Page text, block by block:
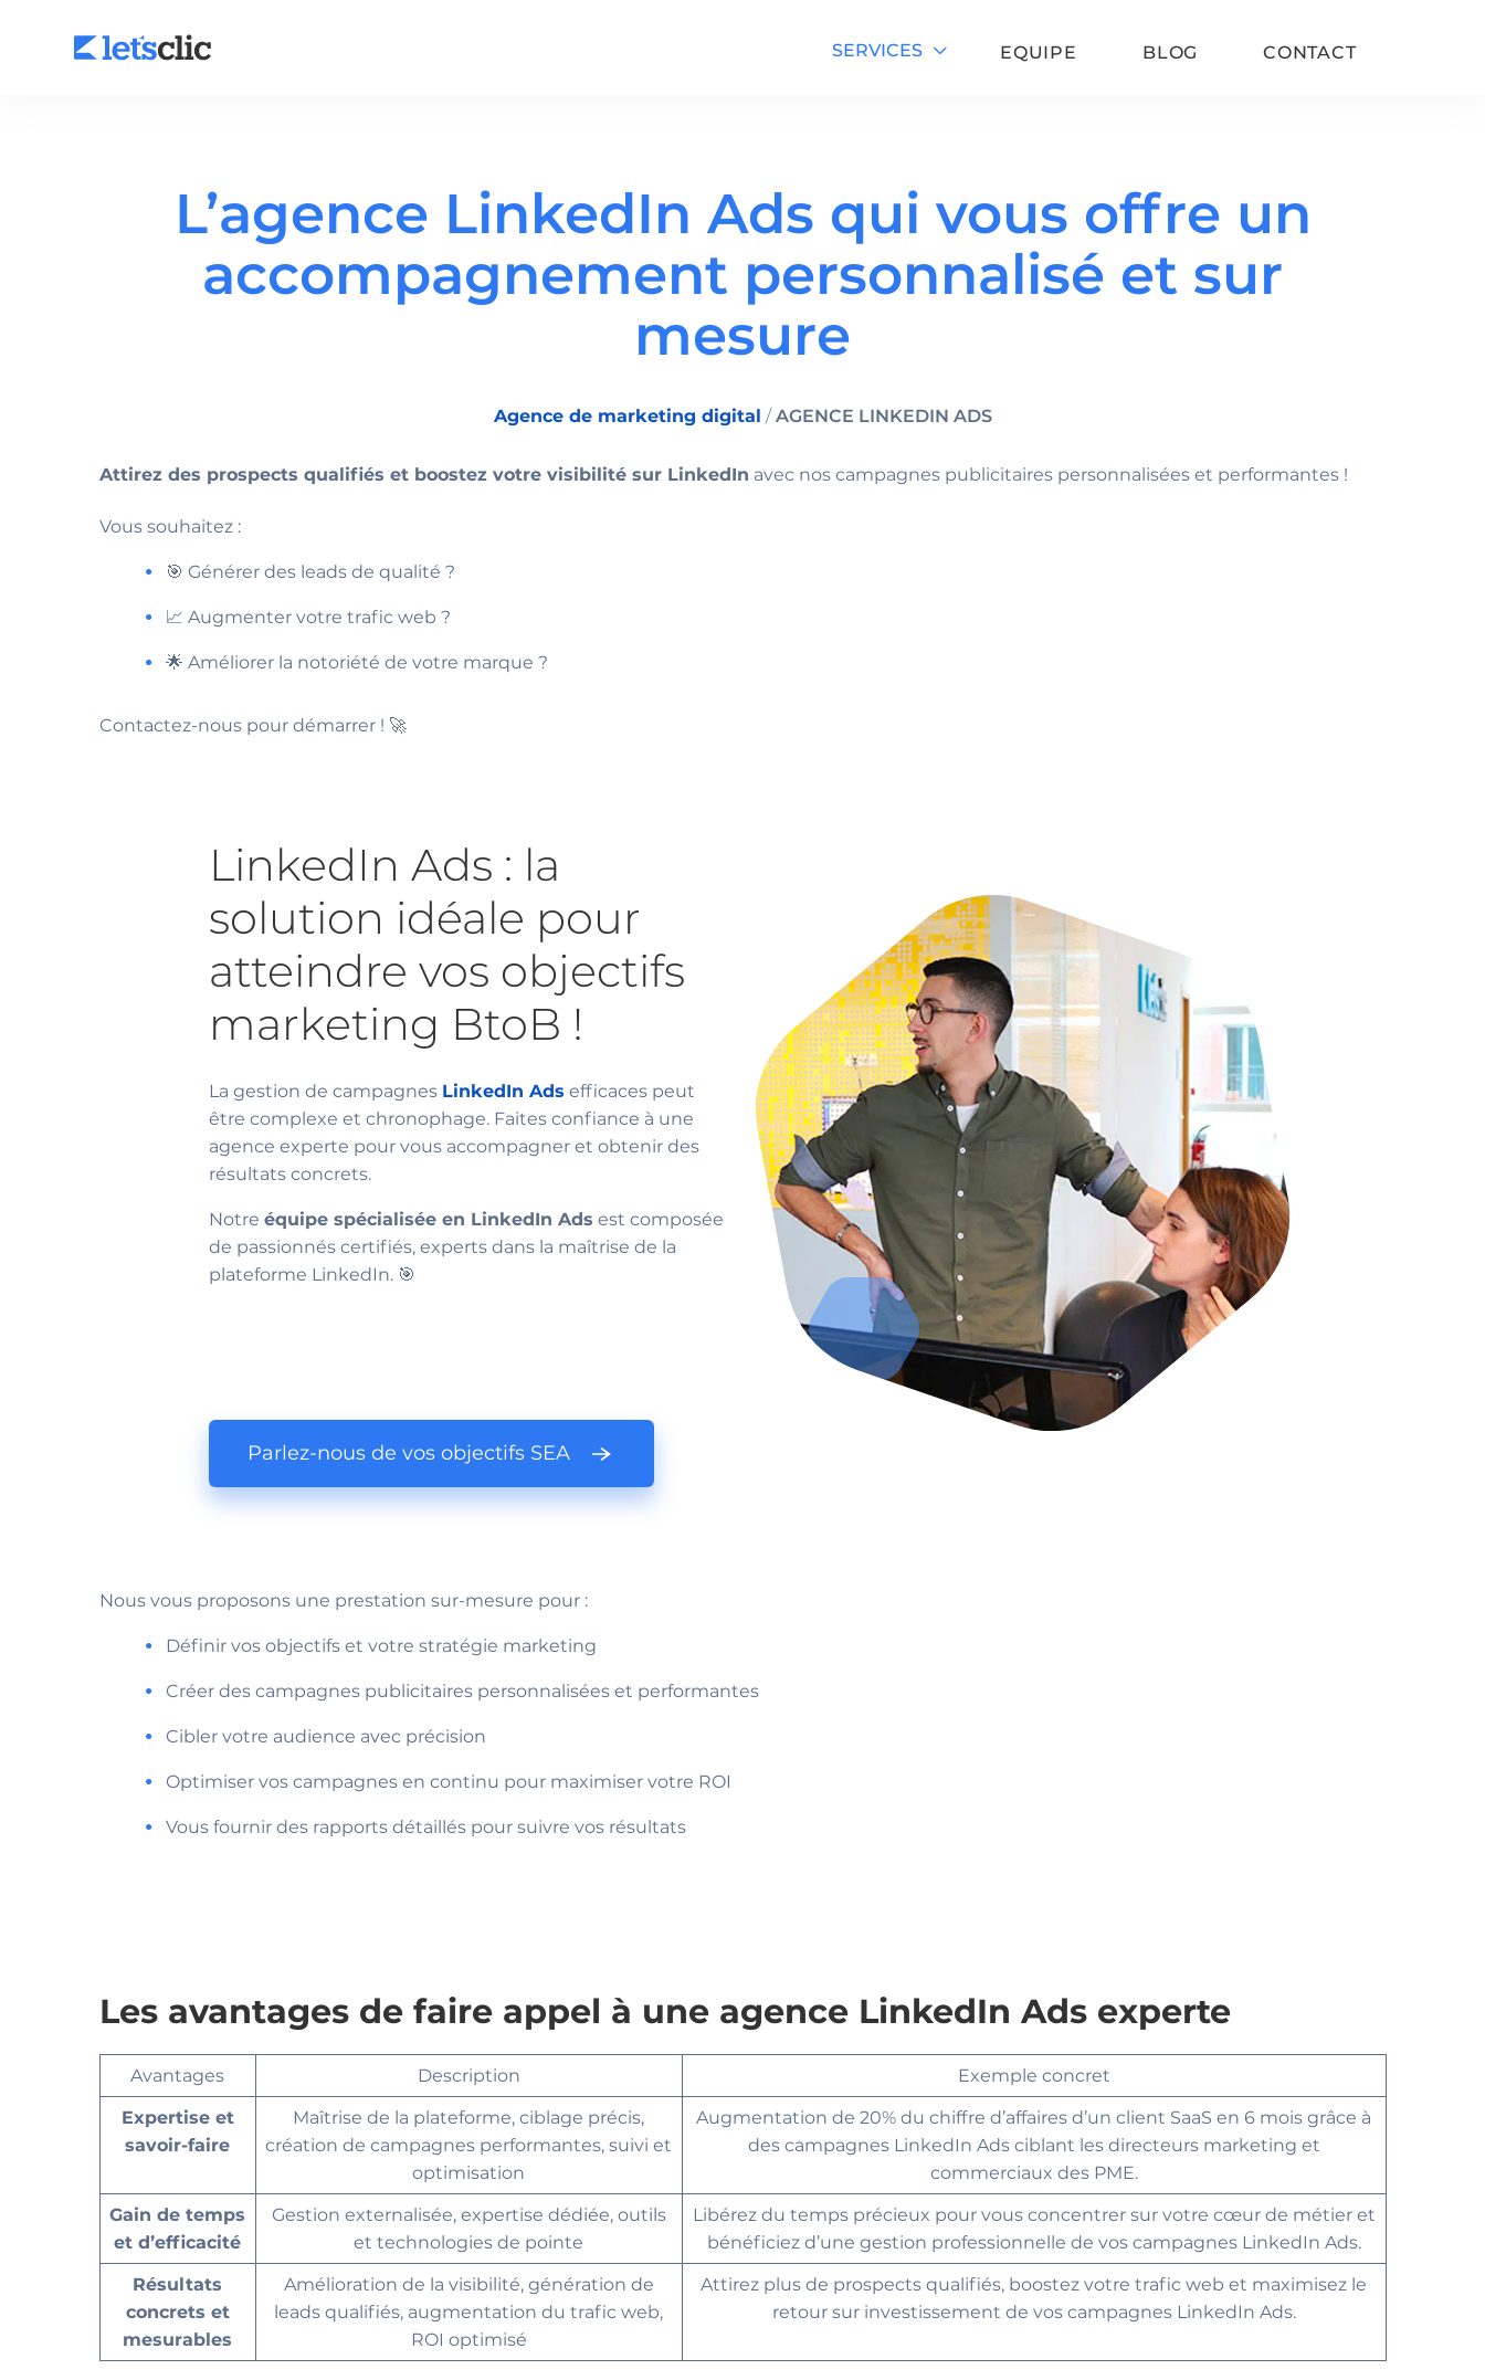
SERVICES
Agence SEO Formation Google Ads
Formation SEO
Refonte de site SEO
Google Consent Mode V2
EQUIPE BLOG CONTACT
L’agence LinkedIn Ads qui vous offre un
accompagnement personnalisé et sur
mesure
Agence de marketing digital /AGENCE LINKEDIN ADS
Attirez des prospects qualifiés et boostez votre visibilité sur LinkedIn avec nos campagnes publicitaires personnalisées et performantes !
Vous souhaitez :
🎯 Générer des leads de qualité ?
📈 Augmenter votre trafic web ?
🌟 Améliorer la notoriété de votre marque ?
Contactez-nous pour démarrer ! 🚀
LinkedIn Ads : la
solution idéale pour
atteindre vos objectifs
marketing BtoB !
La gestion de campagnes LinkedIn Ads efficaces peut
être complexe et chronophage. Faites confiance à une
agence experte pour vous accompagner et obtenir des
résultats concrets.
Notre équipe spécialisée en LinkedIn Ads est composée
de passionnés certifiés, experts dans la maîtrise de la
plateforme LinkedIn. 🎯
Parlez-nous de vos objectifs SEA
Nous vous proposons une prestation sur-mesure pour :
Définir vos objectifs et votre stratégie marketing
Créer des campagnes publicitaires personnalisées et performantes
Cibler votre audience avec précision
Optimiser vos campagnes en continu pour maximiser votre ROI
Vous fournir des rapports détaillés pour suivre vos résultats
Les avantages de faire appel à une agence LinkedIn Ads experte
Avantages Description
Exemple concret
Expertise et
savoir-faire
Maîtrise de la plateforme, ciblage précis,
création de campagnes performantes, suivi et
optimisation
Augmentation de 20% du chiffre d’affaires d’un client SaaS en 6 mois grâce à
des campagnes LinkedIn Ads ciblant les directeurs marketing et
commerciaux des PME.
Gain de temps
et d’efficacité
Gestion externalisée, expertise dédiée, outils
et technologies de pointe
Libérez du temps précieux pour vous concentrer sur votre cœur de métier et
bénéficiez d’une gestion professionnelle de vos campagnes LinkedIn Ads.
Résultats
concrets et
mesurables
Amélioration de la visibilité, génération de
leads qualifiés, augmentation du trafic web,
ROI optimisé
Attirez plus de prospects qualifiés, boostez votre trafic web et maximisez le
retour sur investissement de vos campagnes LinkedIn Ads.